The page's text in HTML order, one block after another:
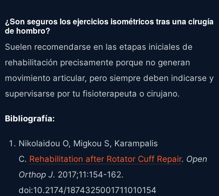
¿Son seguros los ejercicios isométricos tras una cirugía
de hombro?
Suelen recomendarse en las etapas iniciales de
rehabilitación precisamente porque no generan
movimiento articular, pero siempre deben indicarse y
supervisarse por tu fisioterapeuta o cirujano.
Bibliografía:
Nikolaidou O, Migkou S, Karampalis
C. Rehabilitation after Rotator Cuff Repair. Open
Orthop J. 2017;11:154-162.
doi:10.2174/1874325001711010154